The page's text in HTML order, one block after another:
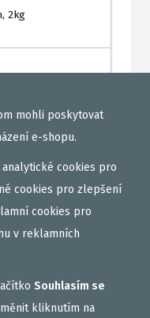
2kg
mohli poskytovat
e-shopu.
cookies pro
cookies pro zlepšení
cookies pro
v reklamních
Souhlasím se
kliknutím na